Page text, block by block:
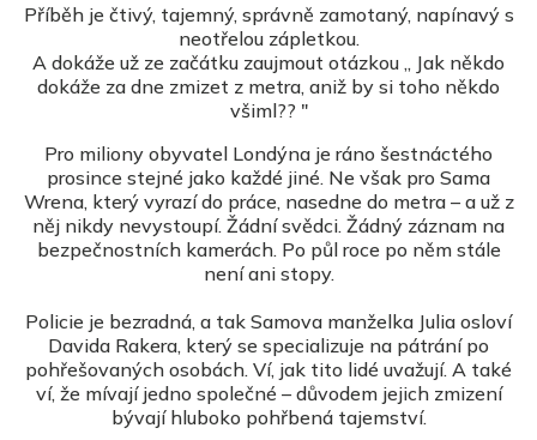
Příběh je čtivý, tajemný, správně zamotaný, napínavý s
neotřelou zápletkou.
A dokáže už ze začátku zaujmout otázkou ,, Jak někdo
dokáže za dne zmizet z metra, aniž by si toho někdo
všiml?? "
Pro miliony obyvatel Londýna je ráno šestnáctého
prosince stejné jako každé jiné. Ne však pro Sama
Wrena, který vyrazí do práce, nasedne do metra – a už z
něj nikdy nevystoupí. Žádní svědci. Žádný záznam na
bezpečnostních kamerách. Po půl roce po něm stále
není ani stopy.
Policie je bezradná, a tak Samova manželka Julia osloví
Davida Rakera, který se specializuje na pátrání po
pohřešovaných osobách. Ví, jak tito lidé uvažují. A také
ví, že mívají jedno společné – důvodem jejich zmizení
bývají hluboko pohřbená tajemství.